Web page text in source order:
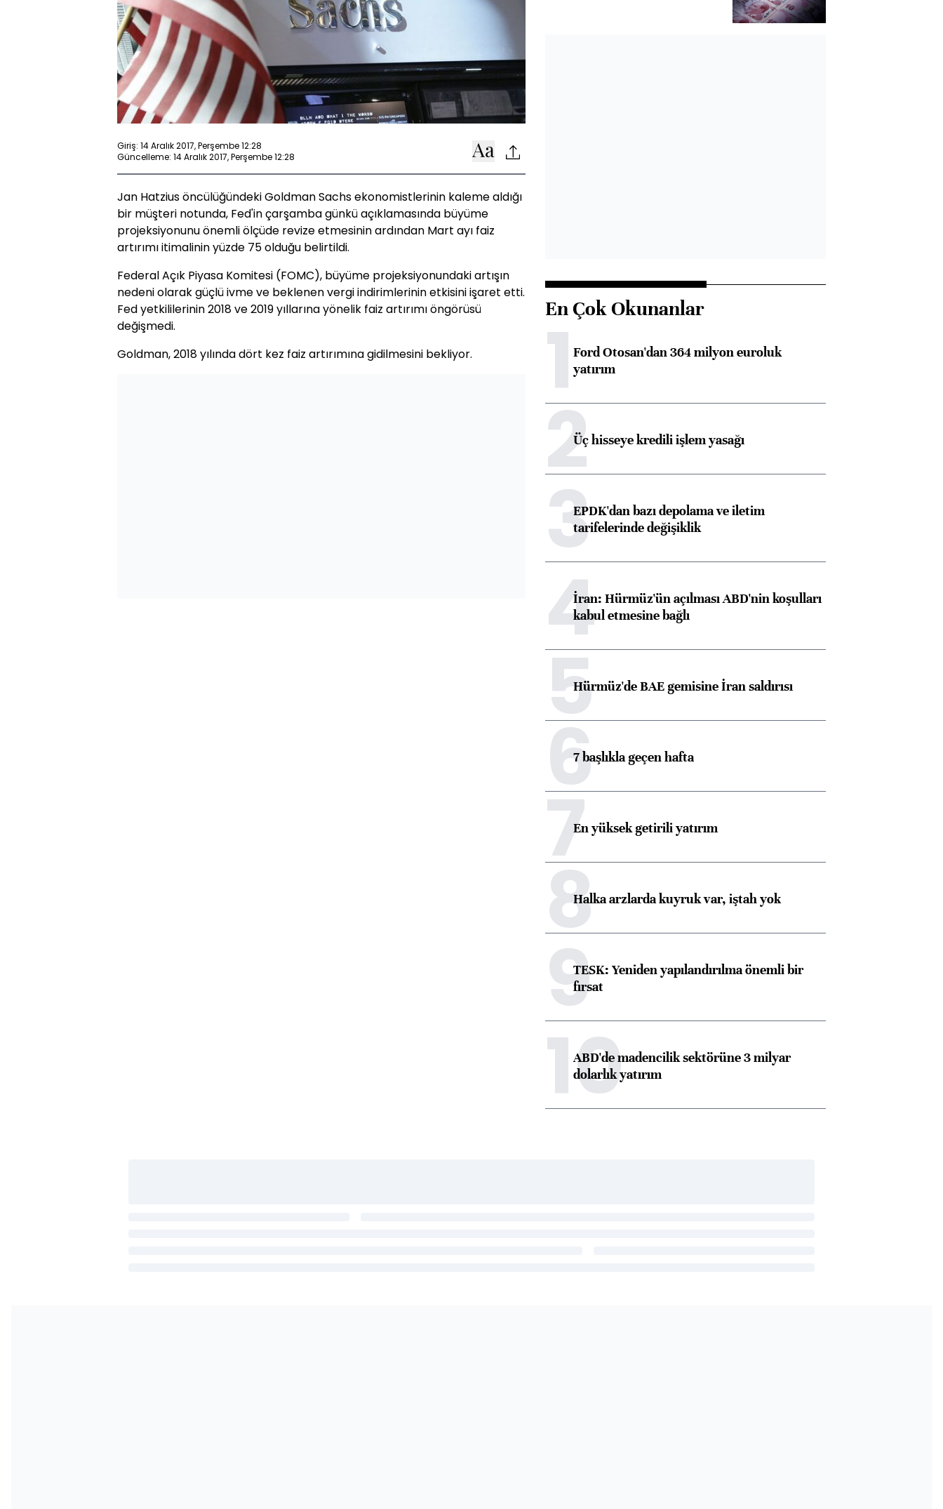
Giriş: 14 Aralık 2017, Perşembe 12:28
Güncelleme: 14 Aralık 2017, Perşembe 12:28
Jan Hatzius öncülüğündeki Goldman Sachs ekonomistlerinin kaleme aldığı
bir müşteri notunda, Fed'in çarşamba günkü açıklamasında büyüme
projeksiyonunu önemli ölçüde revize etmesinin ardından Mart ayı faiz
artırımı itimalinin yüzde 75 olduğu belirtildi.
Federal Açık Piyasa Komitesi (FOMC), büyüme projeksiyonundaki artışın
nedeni olarak güçlü ivme ve beklenen vergi indirimlerinin etkisini işaret etti.
Fed yetkililerinin 2018 ve 2019 yıllarına yönelik faiz artırımı öngörüsü
değişmedi.
Goldman, 2018 yılında dört kez faiz artırımına gidilmesini bekliyor.
En Çok Okunanlar
1Ford Otosan'dan 364 milyon euroluk
yatırım
2Üç hisseye kredili işlem yasağı
3EPDK'dan bazı depolama ve iletim
tarifelerinde değişiklik
4İran: Hürmüz'ün açılması ABD'nin koşulları
kabul etmesine bağlı
5Hürmüz'de BAE gemisine İran saldırısı
67 başlıkla geçen hafta
7En yüksek getirili yatırım
8Halka arzlarda kuyruk var, iştah yok
9TESK: Yeniden yapılandırılma önemli bir
fırsat
10
ABD'de madencilik sektörüne 3 milyar
dolarlık yatırım